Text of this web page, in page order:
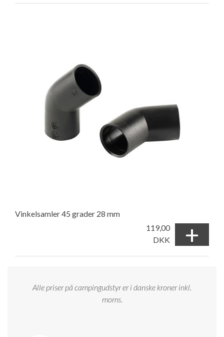
Vinkelsamler 45 grader 28 mm
119,00
DKK
+
Alle priser på campingudstyr er i danske kroner inkl.
moms.